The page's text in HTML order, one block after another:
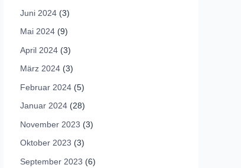
Juni 2024 (3)
Mai 2024 (9)
April 2024 (3)
März 2024 (3)
Februar 2024 (5)
Januar 2024 (28)
November 2023 (3)
Oktober 2023 (3)
September 2023 (6)